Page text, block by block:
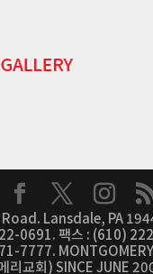
Lansdale, PA
0691. 팩스 : (610)
7777.
리교회) SINCE JUNE